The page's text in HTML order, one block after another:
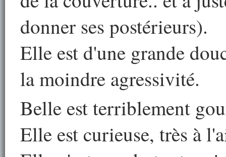
donner ses postérieurs).
Elle est d'une grande
la moindre agressivité.
Belle est terriblement
Elle est curieuse, très à